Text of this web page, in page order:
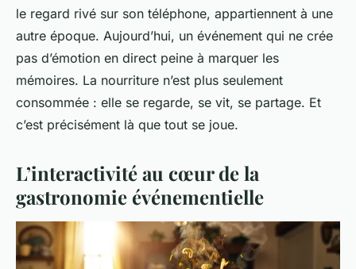
le regard rivé sur son téléphone, appartiennent à une
autre époque. Aujourd’hui, un événement qui ne crée
pas d’émotion en direct peine à marquer les
mémoires. La nourriture n’est plus seulement
consommée : elle se regarde, se vit, se partage. Et
c’est précisément là que tout se joue.
L’interactivité au cœur de la
gastronomie événementielle